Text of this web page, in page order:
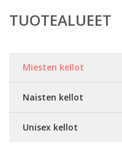
TUOTEALUEET
Miesten kellot
Naisten kellot
Unisex kellot